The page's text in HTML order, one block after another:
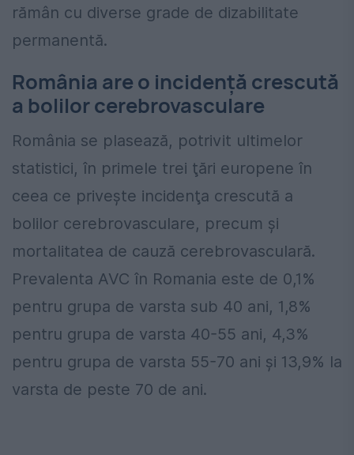
rămân cu diverse grade de dizabilitate
permanentă.
România are o incidență crescută
a bolilor cerebrovasculare
România se plasează, potrivit ultimelor
statistici, în primele trei ţări europene în
ceea ce priveşte incidenţa crescută a
bolilor cerebrovasculare, precum şi
mortalitatea de cauză cerebrovasculară.
Prevalenta AVC în Romania este de 0,1%
pentru grupa de varsta sub 40 ani, 1,8%
pentru grupa de varsta 40-55 ani, 4,3%
pentru grupa de varsta 55-70 ani şi 13,9% la
varsta de peste 70 de ani.